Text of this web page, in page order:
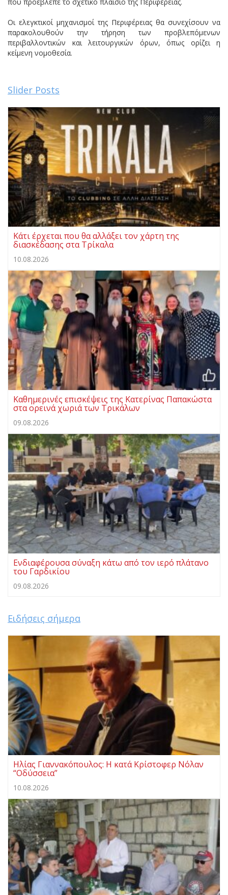
Οι ελεγκτικοί μηχανισμοί της Περιφέρειας θα συνεχίσουν να
παρακολουθούν την τήρηση των προβλεπόμενων
περιβαλλοντικών και λειτουργικών όρων, όπως ορίζει η
κείμενη νομοθεσία.
Slider Posts
Κάτι έρχεται που θα αλλάξει τον χάρτη της
διασκέδασης στα Τρίκαλα
10.08.2026
Καθημερινές επισκέψεις της Κατερίνας Παπακώστα
στα ορεινά χωριά των Τρικάλων
09.08.2026
Ενδιαφέρουσα σύναξη κάτω από τον ιερό πλάτανο
του Γαρδικίου
09.08.2026
Ειδήσεις σήμερα
Ηλίας Γιαννακόπουλος: Η κατά Κρίστοφερ Νόλαν
“Oδύσσεια”
10.08.2026